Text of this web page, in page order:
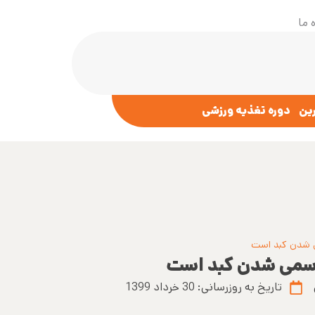
ما
دوره تغذیه ورزشی
تاریخ به روزرسانی: 30 خرداد 1399